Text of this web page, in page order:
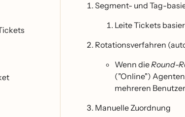
Segment- und Tag-
Leite Tickets
Rotationsverfahren
Wenn dieRound-
("Online")
mehreren
Manuelle Zuordnung